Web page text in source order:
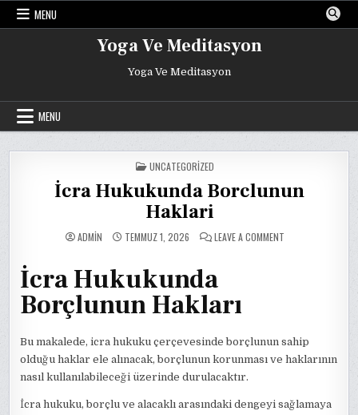
Skip
MENU
Yoga Ve Meditasyon
Yoga Ve Meditasyon
MENU
POSTED
IN
UNCATEGORIZED
İcra Hukukunda Borclunun
Haklari
ADMIN TEMMUZ 1, 2026 LEAVE A COMMENT
İcra Hukukunda
Borçlunun Hakları
Bu makalede, icra hukuku çerçevesinde borçlunun sahip
olduğu haklar ele alınacak, borçlunun korunması ve haklarının
nasıl kullanılabileceği üzerinde durulacaktır.
İcra hukuku, borçlu ve alacaklı arasındaki dengeyi sağlamaya